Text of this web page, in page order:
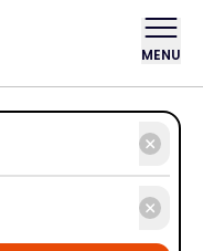
MENU